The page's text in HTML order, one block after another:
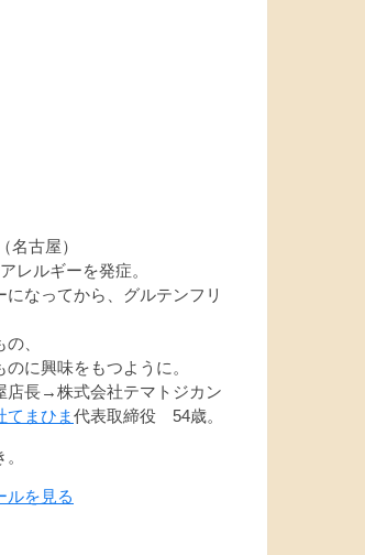
名古屋）
レルギーを発症。
になってから、グルテンフリ
、
に興味をもつように。
長→株式会社テマトジカン
てまひま代表取締役 54歳。
ルを見る